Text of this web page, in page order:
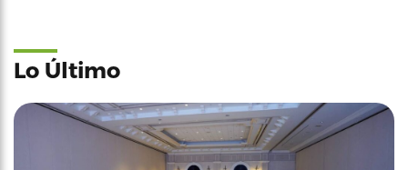
Lo Último